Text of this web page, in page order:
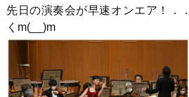
先日の演奏会が早速オンエア！．
くm(__)m